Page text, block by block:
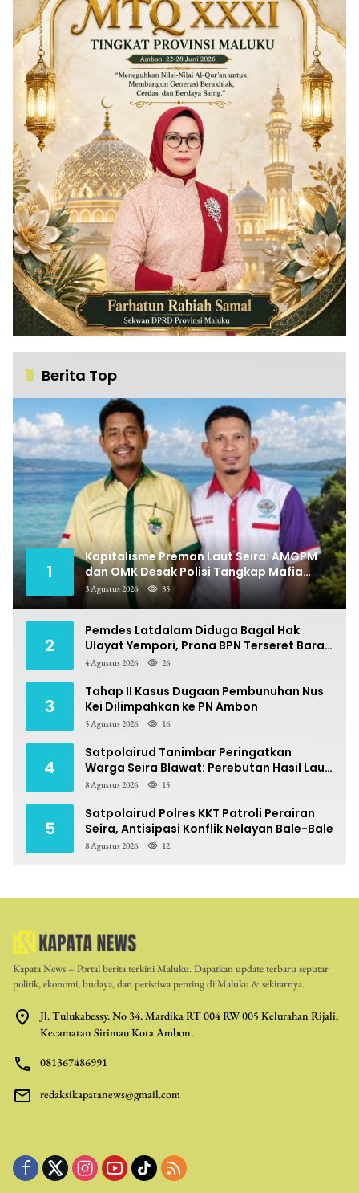
Berita Top
1
Kapitalisme Preman Laut Seira: AMGPM
dan OMK Desak Polisi Tangkap Mafia
Pungli
3 Agustus 2026 35
2
Pemdes Latdalam Diduga Bagal Hak
Ulayat Yempori, Prona BPN Terseret Bara
Sengketa
4 Agustus 2026 26
3
Tahap II Kasus Dugaan Pembunuhan Nus
Kei Dilimpahkan ke PN Ambon
5 Agustus 2026 16
4
Satpolairud Tanimbar Peringatkan
Warga Seira Blawat: Perebutan Hasil Laut
Berpotensi Pidana
8 Agustus 2026 15
5
Satpolairud Polres KKT Patroli Perairan
Seira, Antisipasi Konflik Nelayan Bale-Bale
8 Agustus 2026 12
Kapata News – Portal berita terkini Maluku. Dapatkan update terbaru seputar
politik, ekonomi, budaya, dan peristiwa penting di Maluku & sekitarnya.
Jl. Tulukabessy. No 34. Mardika RT 004 RW 005 Kelurahan Rijali,
Kecamatan Sirimau Kota Ambon.
081367486991
redaksikapatanews@gmail.com